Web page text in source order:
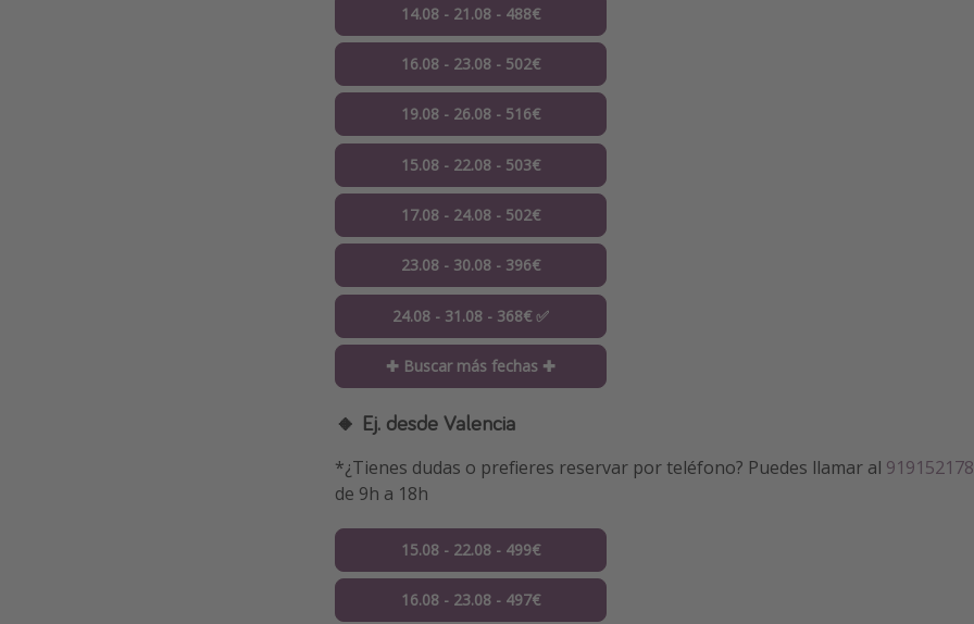
14.08 - 21.08 - 488€
16.08 - 23.08 - 502€
19.08 - 26.08 - 516€
15.08 - 22.08 - 503€
17.08 - 24.08 - 502€
23.08 - 30.08 - 396€
24.08 - 31.08 - 368€ ✅
✚ Buscar más fechas ✚
🔸 Ej. desde Valencia
*¿Tienes dudas o prefieres reservar por teléfono? Puedes llamar al 919152178
de 9h a 18h
15.08 - 22.08 - 499€
16.08 - 23.08 - 497€